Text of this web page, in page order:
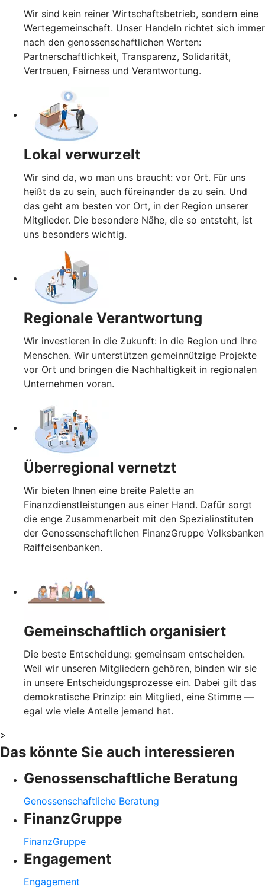
Wir sind kein reiner Wirtschaftsbetrieb, sondern eine
Wertegemeinschaft. Unser Handeln richtet sich immer
nach den genossenschaftlichen Werten:
Partnerschaftlichkeit, Transparenz, Solidarität,
Vertrauen, Fairness und Verantwortung.
Lokal verwurzelt
Wir sind da, wo man uns braucht: vor Ort. Für uns
heißt da zu sein, auch füreinander da zu sein. Und
das geht am besten vor Ort, in der Region unserer
Mitglieder. Die besondere Nähe, die so entsteht, ist
uns besonders wichtig.
Regionale Verantwortung
Wir investieren in die Zukunft: in die Region und ihre
Menschen. Wir unterstützen gemeinnützige Projekte
vor Ort und bringen die Nachhaltigkeit in regionalen
Unternehmen voran.
Überregional vernetzt
Wir bieten Ihnen eine breite Palette an
Finanzdienstleistungen aus einer Hand. Dafür sorgt
die enge Zusammenarbeit mit den Spezialinstituten
der Genossenschaftlichen FinanzGruppe Volksbanken
Raiffeisenbanken.
Gemeinschaftlich organisiert
Die beste Entscheidung: gemeinsam entscheiden.
Weil wir unseren Mitgliedern gehören, binden wir sie
in unsere Entscheidungsprozesse ein. Dabei gilt das
demokratische Prinzip: ein Mitglied, eine Stimme —
egal wie viele Anteile jemand hat.
>
Das könnte Sie auch interessieren
Genossenschaftliche Beratung
Genossenschaftliche Beratung
FinanzGruppe
FinanzGruppe
Engagement
Engagement